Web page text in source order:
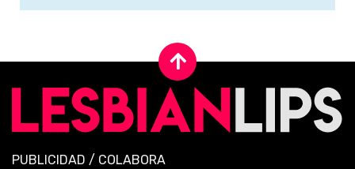
PUBLICIDAD / COLABORA